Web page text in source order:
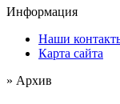
Информация
Наши
Карта сайта
» Архив